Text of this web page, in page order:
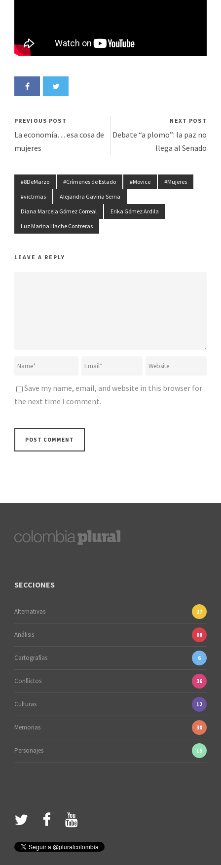
PREVIOUS POST
La economía… esa cosa de
mujeres
NEXT POST
Debate “a plomo”: la paz no
llega al Senado
#8DeMarzo #Crímenes de Estado #Movice
#Mujeres
#victimas
Alejandra Gaviria Serna
Diana Marcela Gómez Correal
Erika Gómez Ardila
Luz Marina Hache Contreras
LEAVE A REPLY
Save my name, email, and website in this browser for
the next time I comment.
SECCIONES
Alternativas 27
Análisis 88
Cartografías 6
Conflictos 36
Culturas 12
Memorias 30
Personajes 15